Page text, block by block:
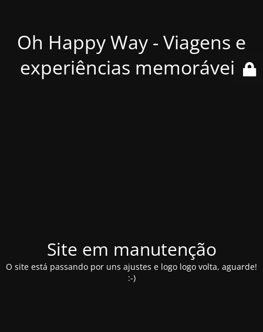
Oh Happy Way - Viagens e
experiências memoráveis
Site em manutenção
O site está passando por uns ajustes e logo logo volta, aguarde!
:-)